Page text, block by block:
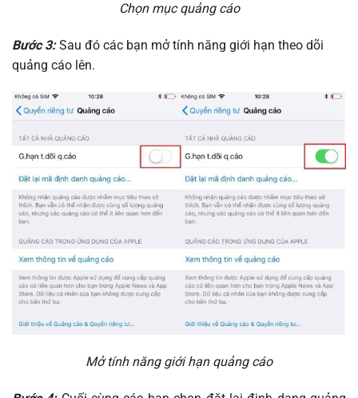
Chọn mục quảng cáo
Bước 3:Sau đó các bạn mở tính năng giới hạn theo dõi
quảng cáo lên.
Mở tính năng giới hạn quảng cáo